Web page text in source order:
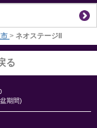
> ネオステージII
る
期間)